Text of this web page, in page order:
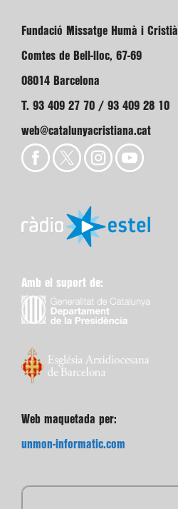
Fundació Missatge Humà i Cristià
Comtes de Bell-lloc, 67-69
08014 Barcelona
T. 93 409 27 70 / 93 409 28 10
web@catalunyacristiana.cat
Amb el suport de:
Web maquetada per:
unmon-informatic.com